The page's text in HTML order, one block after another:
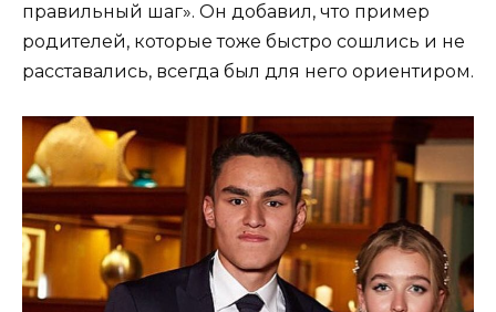
правильный шаг». Он добавил, что пример
родителей, которые тоже быстро сошлись и не
расставались, всегда был для него ориентиром.